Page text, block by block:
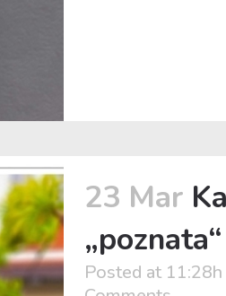
23 Mar
Posted at 11:28h